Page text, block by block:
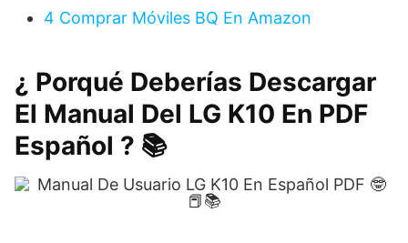
4 Comprar Móviles BQ En Amazon
¿ Porqué Deberías Descargar
El Manual Del LG K10 En PDF
Español ? 📚